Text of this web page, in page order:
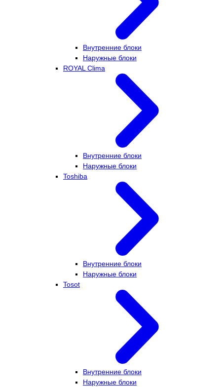
Внутренние блоки
Наружные блоки
ROYAL Clima
Внутренние блоки
Наружные блоки
Toshiba
Внутренние блоки
Наружные блоки
Tosot
Внутренние блоки
Наружные блоки